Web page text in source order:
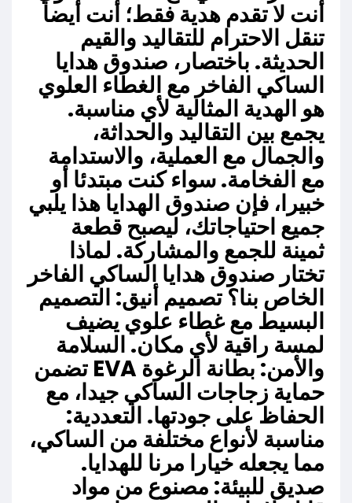
أنت لا تقدم هدية فقط؛ أنت أيضا
تنقل الاحترام للتقاليد والقيم
الحديثة. باختصار، صندوق هدايا
الساكي الفاخر مع الغطاء العلوي
هو الهدية المثالية لأي مناسبة.
يجمع بين التقاليد والحداثة،
والجمال مع العملية، والاستدامة
مع الفخامة. سواء كنت مبتدئا أو
خبيرا، فإن صندوق الهدايا هذا يلبي
جميع احتياجاتك، ليصبح قطعة
ثمينة للجمع والمشاركة. لماذا
تختار صندوق هدايا الساكي الفاخر
الخاص بنا؟ تصميم أنيق: التصميم
البسيط مع غطاء علوي يضيف
لمسة راقية لأي مكان. السلامة
والأمن: بطانة الرغوة EVA تضمن
حماية زجاجات الساكي جيدا، مع
الحفاظ على جودتها. التعددية:
مناسبة لأنواع مختلفة من الساكي،
مما يجعله خيارا مرنا للهدايا.
صديق للبيئة: مصنوع من مواد